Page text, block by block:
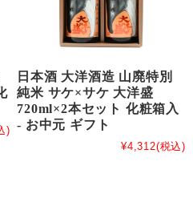
)
日本酒 大洋酒造 山廃特別
純米 サケ×サケ 大洋盛
720ml×2本セット 化粧箱入
- お中元 ギフト
¥4,312(税込)